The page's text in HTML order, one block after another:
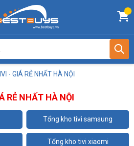
- GIÁ RẺ NHẤT HÀ NỘI
RẺ NHẤT HÀ NỘI
tổng kho tivi samsung
tổng kho tivi xiaomi